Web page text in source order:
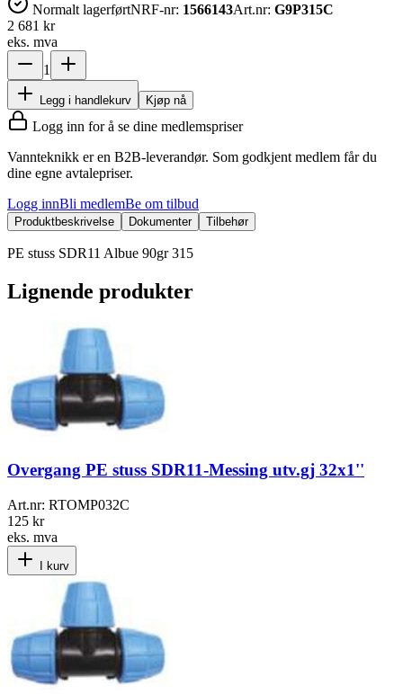
Normalt lagerførtNRF-nr: 1566143Art.nr: G9P315C
2 681 kr
eks. mva
1
Legg i handlekurv Kjøp nå
Logg inn for å se dine medlemspriser
Vannteknikk er en B2B-leverandør. Som godkjent medlem får du
dine egne avtalepriser.
Logg innBli medlemBe om tilbud
Produktbeskrivelse Dokumenter Tilbehør
PE stuss SDR11 Albue 90gr 315
Lignende produkter
Overgang PE stuss SDR11-Messing utv.gj 32x1''
Art.nr: RTOMP032C
125 kr
eks. mva
I kurv